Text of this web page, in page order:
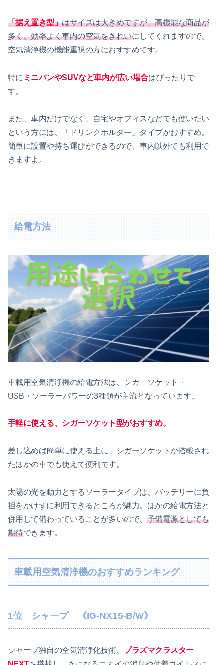
「据え置き型」はサイズは大きめですが、高機能な商品が
多く、効率よく車内の空気をきれいにしてくれますので、
空気清浄機の機能重視の方におすすめです。
特に ミニバンやSUVなど車内が広い場合はぴったりで
す。
また、車内だけでなく、自宅やオフィスなどでも使いたい
という方には、「ドリンクホルダー」タイプがおすすめ。
簡単に設置や持ち運びができるので、車内以外でも利用で
きますよ。
給電方法
車載用空気清浄機の給電方法は、シガーソケット・
USB・ソーラーパワーの3種類が主流となっています。
手軽に使える、シガーソケット型がおすすめ。
差し込めば簡単に使える上に、シガーソケットが搭載され
たほかの車でも使えて便利です。
太陽の光を動力とするソーラータイプは、バッテリーに負
担をかけずに利用できるところが魅力。ほかの給電方法と
併用して備わっていることが多いので、 予備電源としても
期待できます。
車載用空気清浄機のおすすめランキング
1位 シャープ 《IG-NX15-B/W》
シャープ独自の空気清浄化技術、 プラズマクラスター